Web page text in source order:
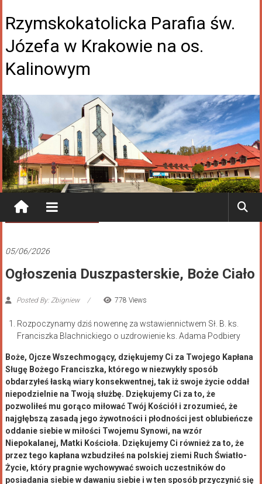
Rzymskokatolicka Parafia św.
Józefa w Krakowie na os.
Kalinowym
05/06/2026
Ogłoszenia Duszpasterskie, Boże Ciało
Posted By: Zbigniew 778 Views
Rozpoczynamy dziś nowennę za wstawiennictwem Sł. B. ks.
Franciszka Blachnickiego o uzdrowienie ks. Adama Podbiery
Boże, Ojcze Wszechmogący, dziękujemy Ci za Twojego Kapłana
Sługę Bożego Franciszka, którego w niezwykły sposób
obdarzyłeś łaską wiary konsekwentnej, tak iż swoje życie oddał
niepodzielnie na Twoją służbę. Dziękujemy Ci za to, że
pozwoliłeś mu gorąco miłować Twój Kościół i zrozumieć, że
najgłębszą zasadą jego żywotności i płodności jest oblubieńcze
oddanie siebie w miłości Twojemu Synowi, na wzór
Niepokalanej, Matki Kościoła. Dziękujemy Ci również za to, że
przez tego kapłana wzbudziłeś na polskiej ziemi Ruch Światło-
Życie, który pragnie wychowywać swoich uczestników do
posiadania siebie w dawaniu siebie i w ten sposób przyczynić się